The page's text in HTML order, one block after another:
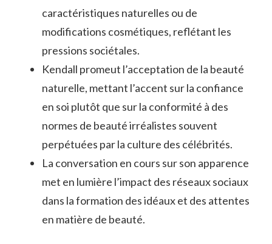
caractéristiques naturelles ou de
modifications cosmétiques, reflétant les
pressions sociétales.
Kendall promeut l’acceptation de la beauté
naturelle, mettant l’accent sur la confiance
en soi plutôt que sur la conformité à des
normes de beauté irréalistes souvent
perpétuées par la culture des célébrités.
La conversation en cours sur son apparence
met en lumière l’impact des réseaux sociaux
dans la formation des idéaux et des attentes
en matière de beauté.